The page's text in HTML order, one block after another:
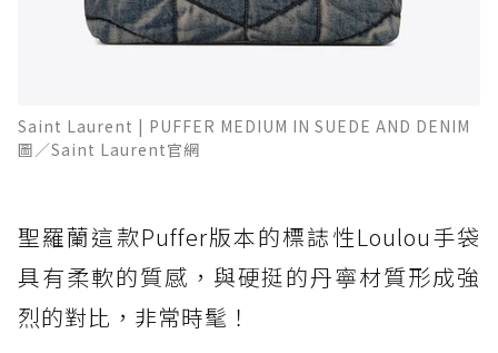
Saint Laurent | PUFFER MEDIUM IN SUEDE AND DENIM
圖／Saint Laurent官網
聖羅蘭這款Puffer版本的標誌性Loulou手袋
具有柔軟的質感，與硬挺的丹寧材質形成強
烈的對比，非常時髦！